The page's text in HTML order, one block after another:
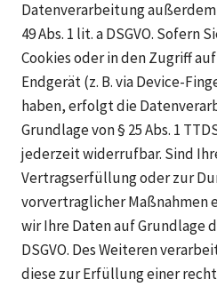
Datenverarbeitung
49 Abs. 1 lit. a DSGVO. Sofern
Cookies oder in den Zugriff
Endgerät (z. B. via Device-
haben, erfolgt die
Grundlage von § 25 Abs. 1
jederzeit widerrufbar. Sind
Vertragserfüllung oder zur
vorvertraglicher
wir Ihre Daten auf Grundlage
DSGVO. Des Weiteren
diese zur Erfüllung einer